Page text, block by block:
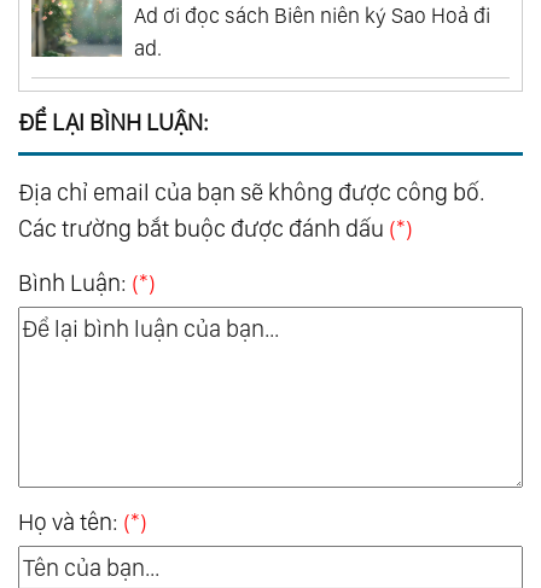
Ad ơi đọc sách Biên niên ký Sao Hoả đi
ad.
ĐỂ LẠI BÌNH LUẬN:
Địa chỉ email của bạn sẽ không được công bố.
Các trường bắt buộc được đánh dấu (*)
Bình Luận: (*)
Họ và tên: (*)